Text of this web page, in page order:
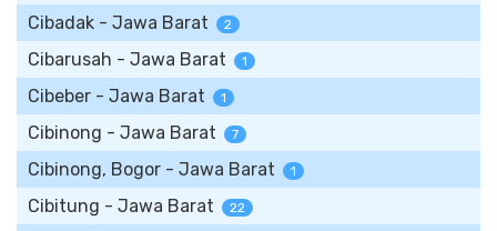
Cibadak - Jawa Barat 2
Cibarusah - Jawa Barat 1
Cibeber - Jawa Barat 1
Cibinong - Jawa Barat 7
Cibinong, Bogor - Jawa Barat 1
Cibitung - Jawa Barat 22